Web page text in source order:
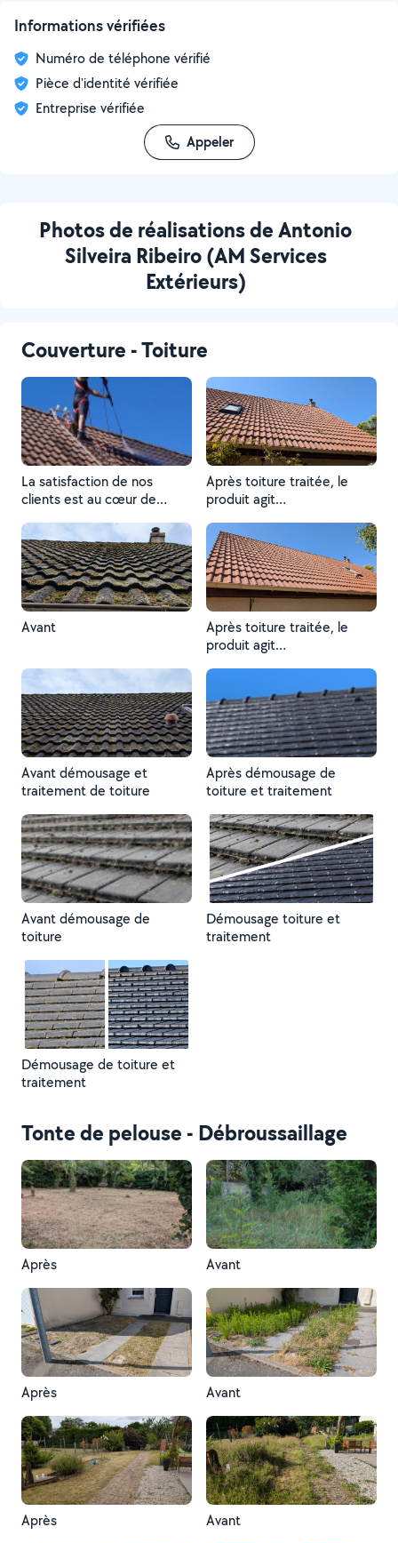
Informations vérifiées
Numéro de téléphone vérifié
Pièce d'identité vérifiée
Entreprise vérifiée
Appeler
Photos de réalisations de Antonio
Silveira Ribeiro (AM Services
Extérieurs)
Couverture - Toiture
La satisfaction de nos
clients est au cœur de
pour votre confiance !
Après toiture traitée, le
produit agit
résultat final sera visible d'ici
environ 3 mois
Avant
Après toiture traitée, le
produit agit
résultat final sera visible d'ici
environ 3 mois
Avant démousage et
traitement de toiture
Après démousage de
toiture et traitement
Avant démousage de
toiture
Démousage toiture et
traitement
Démousage de toiture et
traitement
Tonte de pelouse - Débroussaillage
Après Avant
Après Avant
Après Avant